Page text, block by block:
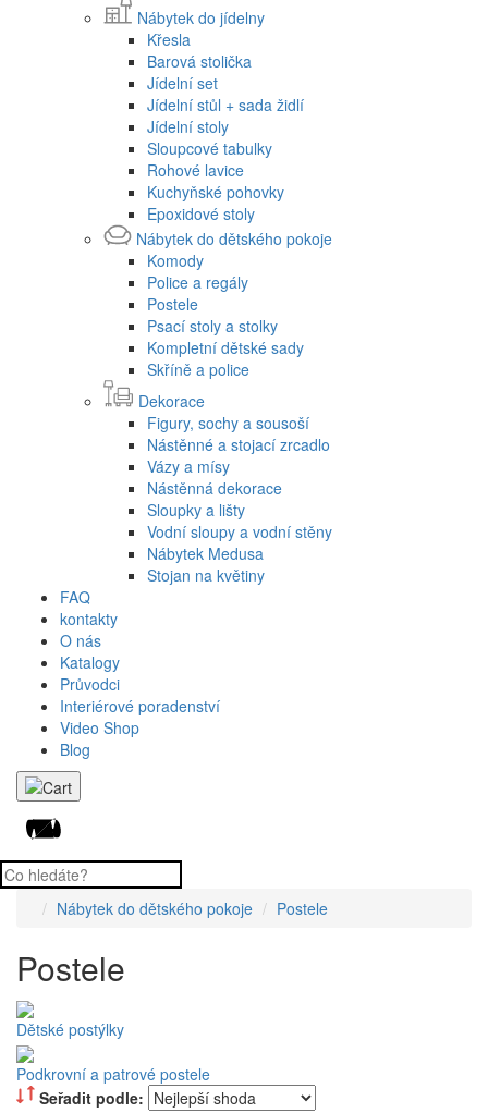
Nábytek do jídelny
Křesla
Barová stolička
Jídelní set
Jídelní stůl + sada židlí
Jídelní stoly
Sloupcové tabulky
Rohové lavice
Kuchyňské pohovky
Epoxidové stoly
Nábytek do dětského pokoje
Komody
Police a regály
Postele
Psací stoly a stolky
Kompletní dětské sady
Skříně a police
Dekorace
Figury, sochy a sousoší
Nástěnné a stojací zrcadlo
Vázy a mísy
Nástěnná dekorace
Sloupky a lišty
Vodní sloupy a vodní stěny
Nábytek Medusa
Stojan na květiny
FAQ
kontakty
O nás
Katalogy
Průvodci
Interiérové poradenství
Video Shop
Blog
Nábytek do dětského pokoje Postele
Postele
Dětské postýlky
Podkrovní a patrové postele
Seřadit podle: